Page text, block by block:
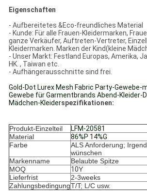
Eigenschaften
- Aufbereitetes &Eco-freundliches Material
- Kunde: Für alle Frauen-Kleidermarken,
ganze Verkäufer, Auftreten-Vertreter,
Kleidermarken. Marken der Kind(kleine
- Unser Markt: Festland Europas, Amerika,
HK. , Taiwan etc.
- Aufhängerausschnitte sind frei.
Gold-Dot Lurex Mesh Fabric Party-
Gewebe für Garmentbrands Abend-Kleider-
Mädchen-Kleiderspezifikationen:
Produkt-Einzelteil
LFM-20581
Material
86%P 14%G
Farbe
ALS Anforderung;
wünschen
Markenname
Belaubte Spitze
MOQ
10Y
Lieferfrist
2-3weeks
ZahlungsbedingungT/T; L/C usw.